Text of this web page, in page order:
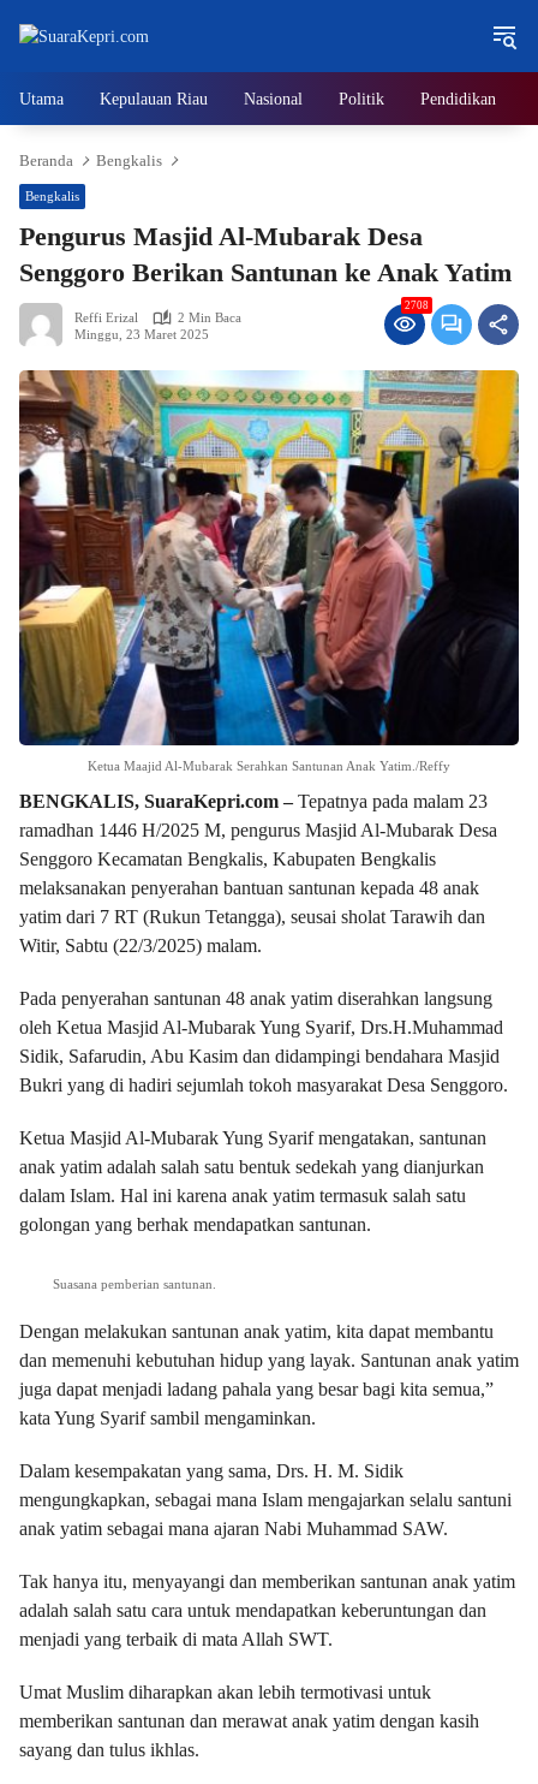
Utama Kepulauan Riau Nasional Politik Pendidikan
Beranda Bengkalis
Bengkalis
Pengurus Masjid Al-Mubarak Desa
Senggoro Berikan Santunan ke Anak Yatim
Reffi Erizal
2 Min Baca
Minggu, 23 Maret 2025
2708
Ketua Maajid Al-Mubarak Serahkan Santunan Anak Yatim./Reffy
BENGKALIS, SuaraKepri.com –Tepatnya pada malam 23
ramadhan 1446 H/2025 M, pengurus Masjid Al-Mubarak Desa
Senggoro Kecamatan Bengkalis, Kabupaten Bengkalis
melaksanakan penyerahan bantuan santunan kepada 48 anak
yatim dari 7 RT (Rukun Tetangga), seusai sholat Tarawih dan
Witir, Sabtu (22/3/2025) malam.
Pada penyerahan santunan 48 anak yatim diserahkan langsung
oleh Ketua Masjid Al-Mubarak Yung Syarif, Drs.H.Muhammad
Sidik, Safarudin, Abu Kasim dan didampingi bendahara Masjid
Bukri yang di hadiri sejumlah tokoh masyarakat Desa Senggoro.
Ketua Masjid Al-Mubarak Yung Syarif mengatakan, santunan
anak yatim adalah salah satu bentuk sedekah yang dianjurkan
dalam Islam. Hal ini karena anak yatim termasuk salah satu
golongan yang berhak mendapatkan santunan.
Suasana pemberian santunan.
Dengan melakukan santunan anak yatim, kita dapat membantu
dan memenuhi kebutuhan hidup yang layak. Santunan anak yatim
juga dapat menjadi ladang pahala yang besar bagi kita semua,”
kata Yung Syarif sambil mengaminkan.
Dalam kesempakatan yang sama, Drs. H. M. Sidik
mengungkapkan, sebagai mana Islam mengajarkan selalu santuni
anak yatim sebagai mana ajaran Nabi Muhammad SAW.
Tak hanya itu, menyayangi dan memberikan santunan anak yatim
adalah salah satu cara untuk mendapatkan keberuntungan dan
menjadi yang terbaik di mata Allah SWT.
Umat Muslim diharapkan akan lebih termotivasi untuk
memberikan santunan dan merawat anak yatim dengan kasih
sayang dan tulus ikhlas.